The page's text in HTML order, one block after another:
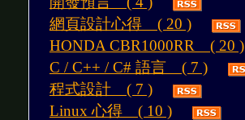
網頁設計心得 ( 20 )
HONDA CBR1000RR ( 20 )
C / C++ / C# 語言 ( 7 )
程式設計 ( 7 )
Linux 心得 ( 10 )